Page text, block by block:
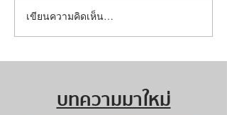
เขียนความคิดเห็น…
บทความมาใหม่